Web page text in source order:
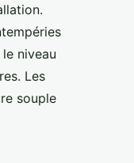
niveau
Les
souple